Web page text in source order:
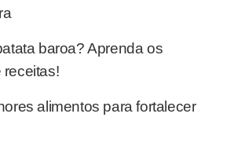
baroa? Aprenda os
receitas!
alimentos para fortalecer